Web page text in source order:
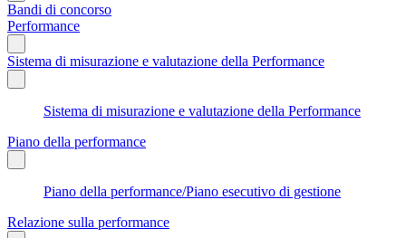
Bandi di concorso
Performance
Sistema di misurazione e valutazione della Performance
Sistema di misurazione e valutazione della Performance
Piano della performance
Piano della performance/Piano esecutivo di gestione
Relazione sulla performance